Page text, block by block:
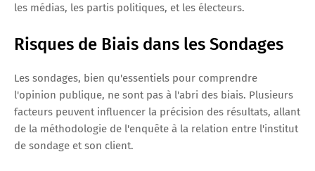
les médias, les partis politiques, et les électeurs.
Risques de Biais dans les Sondages
Les sondages, bien qu'essentiels pour comprendre
l'opinion publique, ne sont pas à l'abri des biais. Plusieurs
facteurs peuvent influencer la précision des résultats, allant
de la méthodologie de l'enquête à la relation entre l'institut
de sondage et son client.